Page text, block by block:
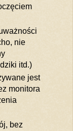
nie
itd.)
jest
monitora
bez